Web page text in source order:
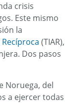
crisis
Este mismo
la
(TIAR),
Dos pasos
Noruega, del
a ejercer todas